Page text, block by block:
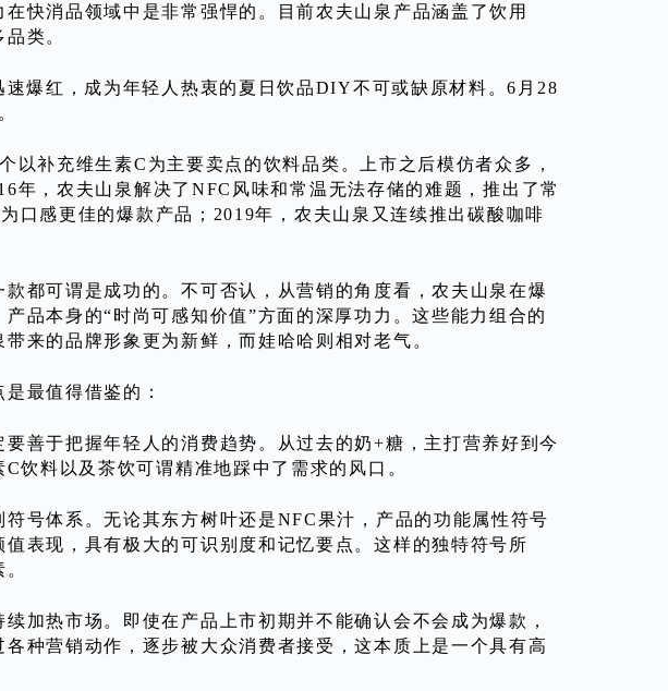
快消品领域中是非常强悍的。目前农夫山泉产品涵盖了饮用
类。
爆红，成为年轻人热衷的夏日饮品DIY不可或缺原材料。6月28
以补充维生素C为主要卖点的饮料品类。上市之后模仿者众多，
年，农夫山泉解决了NFC风味和常温无法存储的难题，推出了常
口感更佳的爆款产品；2019年，农夫山泉又连续推出碳酸咖啡
都可谓是成功的。不可否认，从营销的角度看，农夫山泉在爆
品本身的“时尚可感知价值”方面的深厚功力。这些能力组合的
来的品牌形象更为新鲜，而娃哈哈则相对老气。
最值得借鉴的：
善于把握年轻人的消费趋势。从过去的奶+糖，主打营养好到今
饮料以及茶饮可谓精准地踩中了需求的风口。
号体系。无论其东方树叶还是NFC果汁，产品的功能属性符号
表现，具有极大的可识别度和记忆要点。这样的独特符号所
加热市场。即使在产品上市初期并不能确认会不会成为爆款，
种营销动作，逐步被大众消费者接受，这本质上是一个具有高